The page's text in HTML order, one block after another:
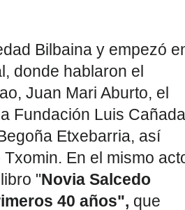
Bilbaina y empezó
donde hablaron el
Juan Mari Aburto, el
Fundación Luis
Etxebarria, así
En el mismo
"Novia Salcedo
40 años", que